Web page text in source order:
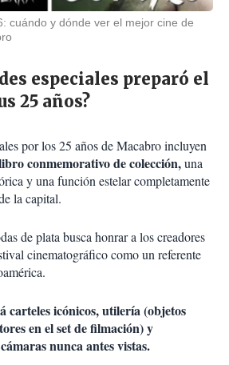
cuándo y dónde ver el mejor cine de
especiales preparó el
25 años?
por los 25 años de Macabro incluyen
conmemorativo de colección,una
y una función estelar completamente
la capital.
de plata busca honrar a los creadores
cinematográfico como un referente
carteles icónicos, utilería (objetos
en el set de filmación) y
nunca antes vistas.